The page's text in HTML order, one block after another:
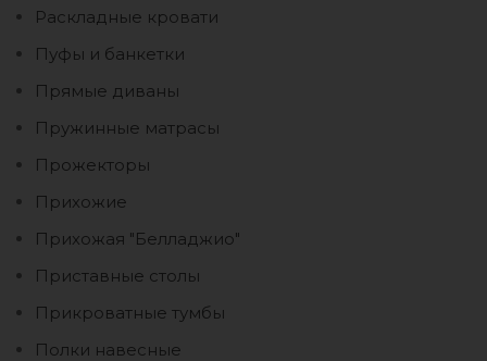
Раскладные кровати
Пуфы и банкетки
Прямые диваны
Пружинные матрасы
Прожекторы
Прихожие
Прихожая "Белладжио"
Приставные столы
Прикроватные тумбы
Полки навесные